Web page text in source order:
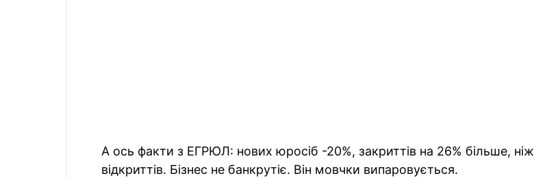
А ось факти з ЕГРЮЛ: нових юросіб -20%, закриттів на 26% більше, ніж
відкриттів. Бізнес не банкрутіє. Він мовчки випаровується.